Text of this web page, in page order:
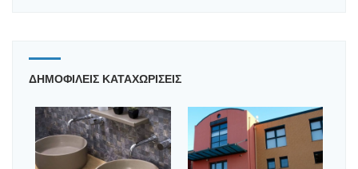
ΔΗΜΟΦΙΛΕΙΣ ΚΑΤΑΧΩΡΙΣΕΙΣ